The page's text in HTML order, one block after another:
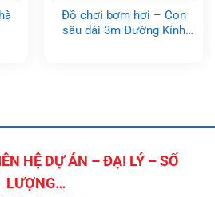
Đồ chơi bơm hơi – Con
sâu dài 3m Đường Kính
HỆ DỰ ÁN – ĐẠI LÝ – SỐ
LƯỢNG…